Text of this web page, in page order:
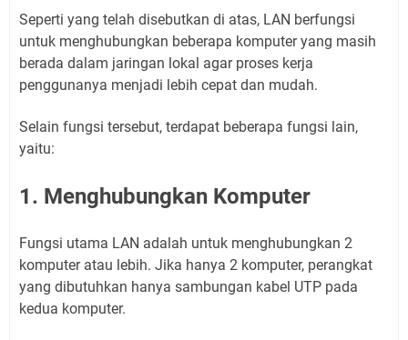
Seperti yang telah disebutkan di atas, LAN berfungsi
untuk menghubungkan beberapa komputer yang masih
berada dalam jaringan lokal agar proses kerja
penggunanya menjadi lebih cepat dan mudah.
Selain fungsi tersebut, terdapat beberapa fungsi lain,
yaitu:
1. Menghubungkan Komputer
Fungsi utama LAN adalah untuk menghubungkan 2
komputer atau lebih. Jika hanya 2 komputer, perangkat
yang dibutuhkan hanya sambungan kabel UTP pada
kedua komputer.